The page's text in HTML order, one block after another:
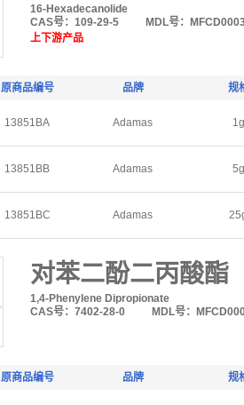
16-Hexadecanolide
CAS号：109-29-5
MDL号：
上下游产品
原商品编号 品牌 规
13851BA Adamas 1g
13851BB Adamas 5g
13851BC Adamas
对苯二酚二丙酸酯
1,4-Phenylene Dipropionate
CAS号：7402-28-0
MDL号：
原商品编号 品牌 规